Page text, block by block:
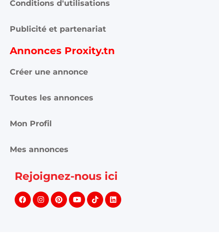
Conditions d'utilisations
Publicité et partenariat
Annonces Proxity.tn
Créer une annonce
Toutes les annonces
Mon Profil
Mes annonces
Rejoignez-nous ici